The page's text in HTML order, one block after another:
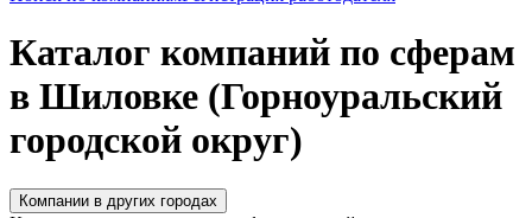
Каталог компаний по сферам
в Шиловке (Горноуральский
городской округ)
Компании в других городах